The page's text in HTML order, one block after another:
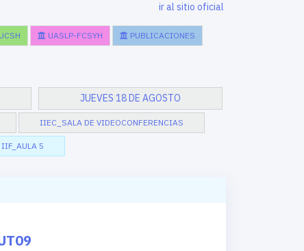
ir al sitio oficial
UASLP-FCSYH PUBLICACIONES
JUEVES 18 DE AGOSTO
IIEC_SALA DE VIDEOCONFERENCIAS
IIF_AULA 5